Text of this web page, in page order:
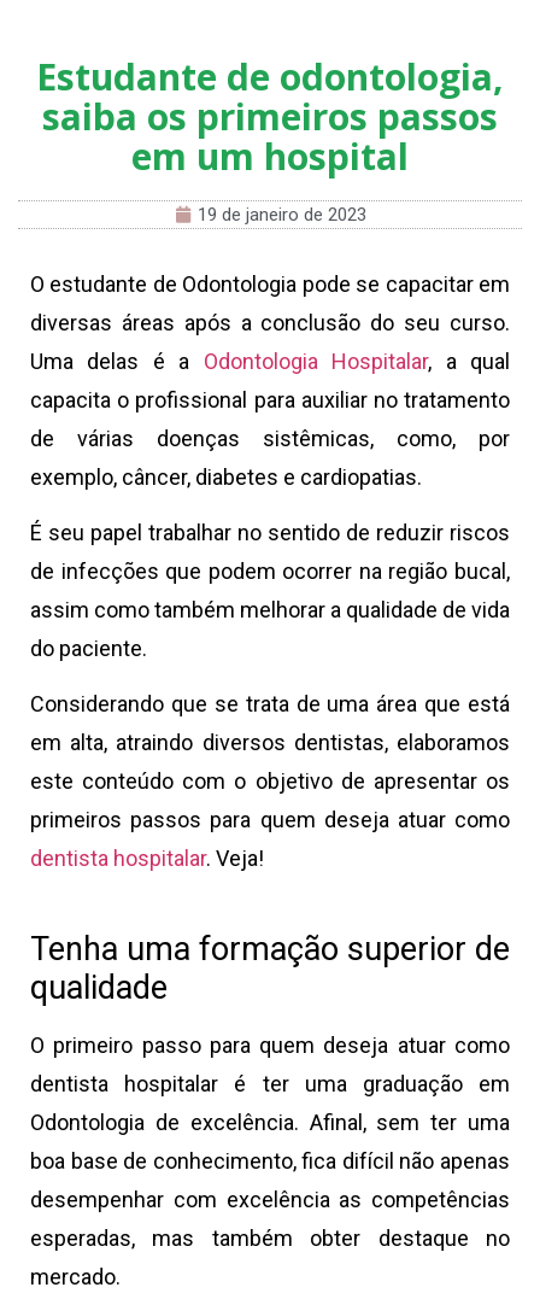
Estudante de odontologia,
saiba os primeiros passos
em um hospital
19 de janeiro de 2023
O estudante de Odontologia pode se capacitar em
diversas áreas após a conclusão do seu curso.
Uma delas é a Odontologia Hospitalar, a qual
capacita o profissional para auxiliar no tratamento
de várias doenças sistêmicas, como, por
exemplo, câncer, diabetes e cardiopatias.
É seu papel trabalhar no sentido de reduzir riscos
de infecções que podem ocorrer na região bucal,
assim como também melhorar a qualidade de vida
do paciente.
Considerando que se trata de uma área que está
em alta, atraindo diversos dentistas, elaboramos
este conteúdo com o objetivo de apresentar os
primeiros passos para quem deseja atuar como
dentista hospitalar. Veja!
Tenha uma formação superior de
qualidade
O primeiro passo para quem deseja atuar como
dentista hospitalar é ter uma graduação em
Odontologia de excelência. Afinal, sem ter uma
boa base de conhecimento, fica difícil não apenas
desempenhar com excelência as competências
esperadas, mas também obter destaque no
mercado.